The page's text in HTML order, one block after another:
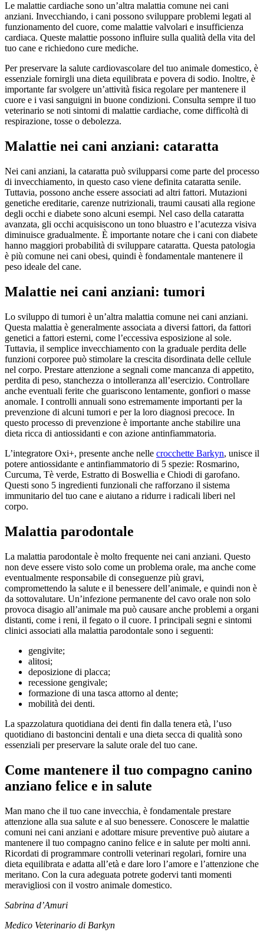
Le malattie cardiache sono un’altra malattia comune nei cani
anziani. Invecchiando, i cani possono sviluppare problemi legati al
funzionamento del cuore, come malattie valvolari e insufficienza
cardiaca. Queste malattie possono influire sulla qualità della vita del
tuo cane e richiedono cure mediche.
Per preservare la salute cardiovascolare del tuo animale domestico, è
essenziale fornirgli una dieta equilibrata e povera di sodio. Inoltre, è
importante far svolgere un’attività fisica regolare per mantenere il
cuore e i vasi sanguigni in buone condizioni. Consulta sempre il tuo
veterinario se noti sintomi di malattie cardiache, come difficoltà di
respirazione, tosse o debolezza.
Malattie nei cani anziani: cataratta
Nei cani anziani, la cataratta può svilupparsi come parte del processo
di invecchiamento, in questo caso viene definita cataratta senile.
Tuttavia, possono anche essere associati ad altri fattori. Mutazioni
genetiche ereditarie, carenze nutrizionali, traumi causati alla regione
degli occhi e diabete sono alcuni esempi. Nel caso della cataratta
avanzata, gli occhi acquisiscono un tono bluastro e l’acutezza visiva
diminuisce gradualmente. È importante notare che i cani con diabete
hanno maggiori probabilità di sviluppare cataratta. Questa patologia
è più comune nei cani obesi, quindi è fondamentale mantenere il
peso ideale del cane.
Malattie nei cani anziani: tumori
Lo sviluppo di tumori è un’altra malattia comune nei cani anziani.
Questa malattia è generalmente associata a diversi fattori, da fattori
genetici a fattori esterni, come l’eccessiva esposizione al sole.
Tuttavia, il semplice invecchiamento con la graduale perdita delle
funzioni corporee può stimolare la crescita disordinata delle cellule
nel corpo. Prestare attenzione a segnali come mancanza di appetito,
perdita di peso, stanchezza o intolleranza all’esercizio. Controllare
anche eventuali ferite che guariscono lentamente, gonfiori o masse
anomale. I controlli annuali sono estremamente importanti per la
prevenzione di alcuni tumori e per la loro diagnosi precoce. In
questo processo di prevenzione è importante anche stabilire una
dieta ricca di antiossidanti e con azione antinfiammatoria.
L’integratore Oxi+, presente anche nelle crocchette Barkyn, unisce il
potere antiossidante e antinfiammatorio di 5 spezie: Rosmarino,
Curcuma, Tè verde, Estratto di Boswellia e Chiodi di garofano.
Questi sono 5 ingredienti funzionali che rafforzano il sistema
immunitario del tuo cane e aiutano a ridurre i radicali liberi nel
corpo.
Malattia parodontale
La malattia parodontale è molto frequente nei cani anziani. Questo
non deve essere visto solo come un problema orale, ma anche come
eventualmente responsabile di conseguenze più gravi,
compromettendo la salute e il benessere dell’animale, e quindi non è
da sottovalutare. Un’infezione permanente del cavo orale non solo
provoca disagio all’animale ma può causare anche problemi a organi
distanti, come i reni, il fegato o il cuore. I principali segni e sintomi
clinici associati alla malattia parodontale sono i seguenti:
gengivite;
alitosi;
deposizione di placca;
recessione gengivale;
formazione di una tasca attorno al dente;
mobilità dei denti.
La spazzolatura quotidiana dei denti fin dalla tenera età, l’uso
quotidiano di bastoncini dentali e una dieta secca di qualità sono
essenziali per preservare la salute orale del tuo cane.
Come mantenere il tuo compagno canino
anziano felice e in salute
Man mano che il tuo cane invecchia, è fondamentale prestare
attenzione alla sua salute e al suo benessere. Conoscere le malattie
comuni nei cani anziani e adottare misure preventive può aiutare a
mantenere il tuo compagno canino felice e in salute per molti anni.
Ricordati di programmare controlli veterinari regolari, fornire una
dieta equilibrata e adatta all’età e dare loro l’amore e l’attenzione che
meritano. Con la cura adeguata potrete godervi tanti momenti
meravigliosi con il vostro animale domestico.
Sabrina d’Amuri
Medico Veterinario di Barkyn